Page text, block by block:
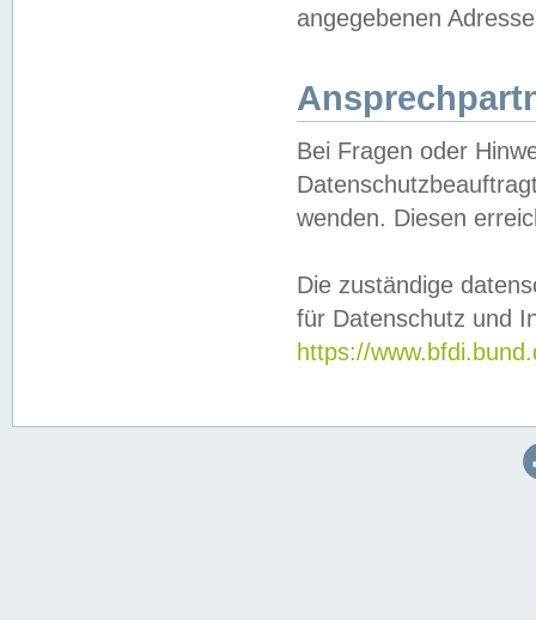
angegebenen
Bei Fragen oder
wenden. Diesen
Die zuständige
für Datenschutz und
https://